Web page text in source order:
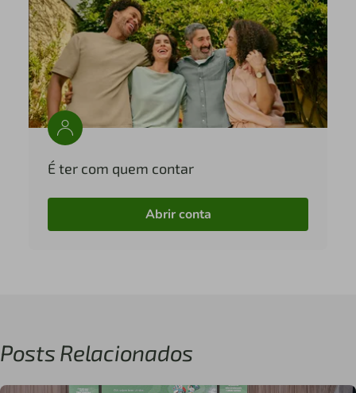
É ter com quem contar
Abrir conta
Posts Relacionados